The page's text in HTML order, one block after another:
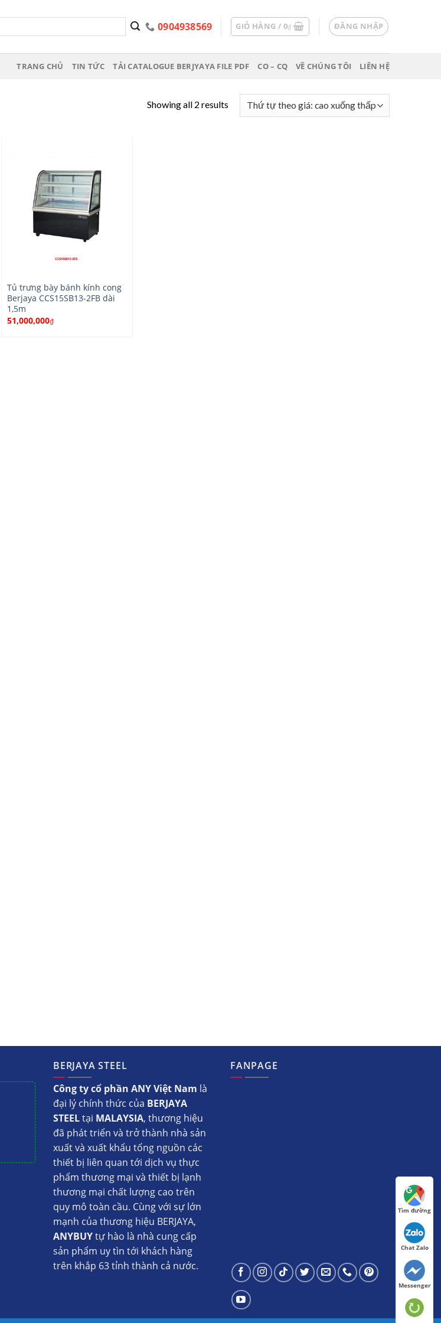
0904938569 GIỎ HÀNG / 0₫ ĐĂNG NHẬP
TRANG CHỦ TIN TỨC TẢI CATALOGUE BERJYAYA FILE PDF CO – CQ VỀ CHÚNG TÔI LIÊN HỆ
Showing all 2 results
Tủ trưng bày bánh kính cong
Berjaya CCS15SB13-2FB dài
1,5m
51,000,000₫
BERJAYA STEEL
Công ty cổ phần ANY Việt Nam là
đại lý chính thức của BERJAYA
STEELtại MALAYSIA, thương hiệu
đã phát triển và trở thành nhà sản
xuất và xuất khẩu tổng nguồn các
thiết bị liên quan tới dịch vụ thực
phẩm thương mại và thiết bị lạnh
thương mại chất lượng cao trên
quy mô toàn cầu. Cùng với sự lớn
mạnh của thương hiệu BERJAYA,
ANYBUYtự hào là nhà cung cấp
sản phẩm uy tìn tới khách hàng
trên khắp 63 tỉnh thành cả nước.
FANPAGE
Tìm đường
Chat Zalo
Messenger